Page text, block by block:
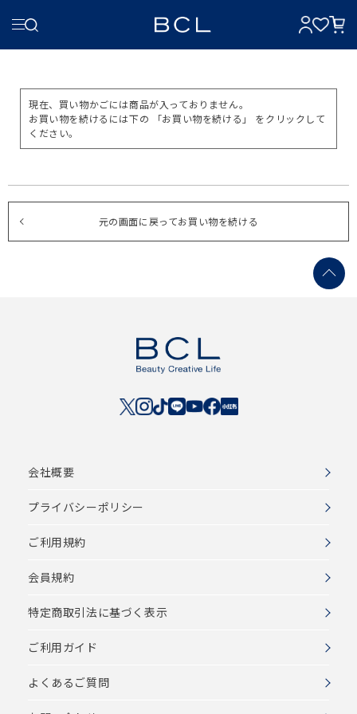
現在、買い物かごには商品が入っておりません。
お買い物を続けるには下の 「お買い物を続ける」 をクリックして
ください。
元の画面に戻ってお買い物を続ける
会社概要
プライバシーポリシー
ご利用規約
会員規約
特定商取引法に基づく表示
ご利用ガイド
よくあるご質問